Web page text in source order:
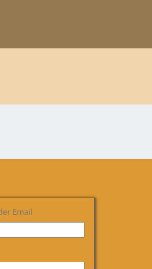
Email